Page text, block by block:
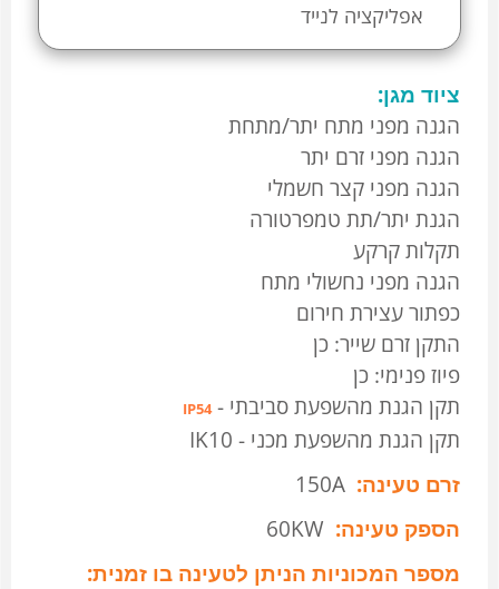
אפליקציה לנייד
ציוד מגן:
הגנה מפני מתח יתר/מתחת
הגנה מפני זרם יתר
הגנה מפני קצר חשמלי
הגנת יתר/תת טמפרטורה
תקלות קרקע
הגנה מפני נחשולי מתח
כפתור עצירת חירום
התקן זרם שייר: כן
פיוז פנימי: כן
תקן הגנת מהשפעת סביבתי -IP54
תקן הגנת מהשפעת מכני - IK10
זרם טעינה:
הספק טעינה: 60KW
מספר המכוניות הניתן לטעינה בו זמנית: